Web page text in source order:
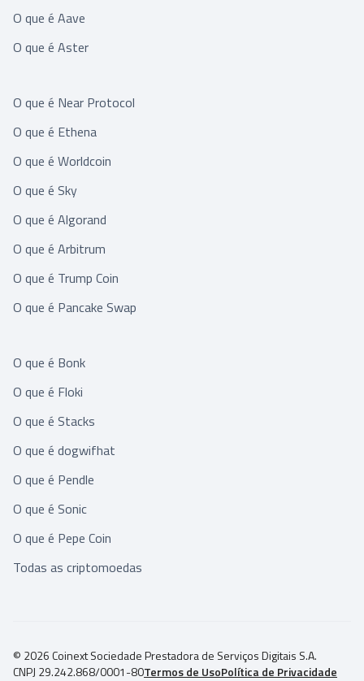
O que é Aave
O que é Aster
O que é Near Protocol
O que é Ethena
O que é Worldcoin
O que é Sky
O que é Algorand
O que é Arbitrum
O que é Trump Coin
O que é Pancake Swap
O que é Bonk
O que é Floki
O que é Stacks
O que é dogwifhat
O que é Pendle
O que é Sonic
O que é Pepe Coin
Todas as criptomoedas
© 2026 Coinext Sociedade Prestadora de Serviços Digitais S.A.
CNPJ 29.242.868/0001-80Termos de UsoPolítica de Privacidade